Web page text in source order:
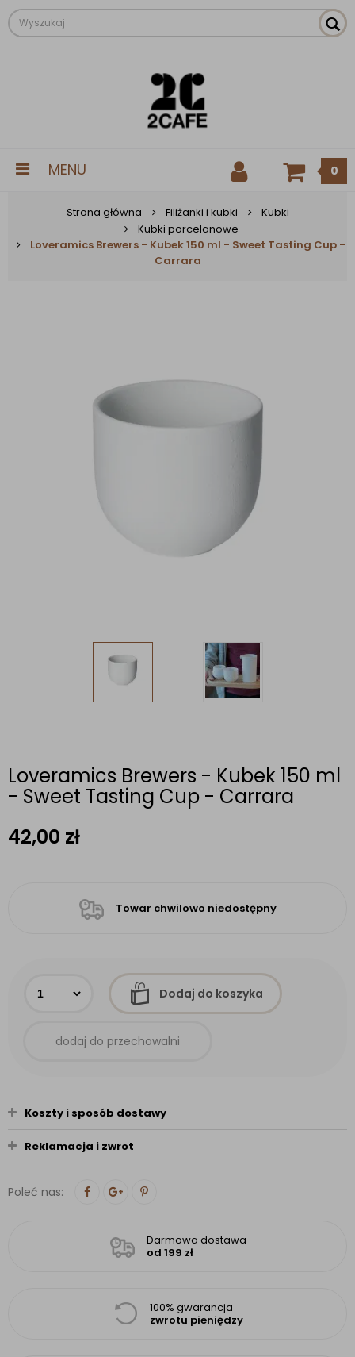
MENU 0
Strona główna Filiżanki i kubki
Kubki
Kubki porcelanowe
Loveramics Brewers - Kubek 150 ml - Sweet Tasting Cup -
Carrara
Loveramics Brewers - Kubek 150 ml
- Sweet Tasting Cup - Carrara
42,00 zł
Towar chwilowo niedostępny
Dodaj do koszyka
dodaj do przechowalni
Koszty i sposób dostawy
Reklamacja i zwrot
Poleć nas:
Darmowa dostawa
od 199 zł
100% gwarancja
zwrotu pieniędzy